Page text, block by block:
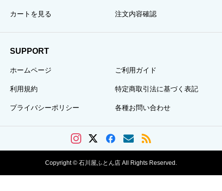
カートを見る 注文内容確認
SUPPORT
ホームページ ご利用ガイド
利用規約 特定商取引法に基づく表記
プライバシーポリシー 各種お問い合わせ
Copyright © 石川屋ふとん店 All Rights Reserved.